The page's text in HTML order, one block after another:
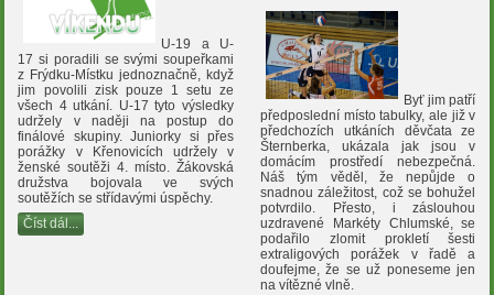
U-19 a U-
17 si poradili se svými soupeřkami
z Frýdku-Místku jednoznačně, když
jim povolili zisk pouze 1 setu ze
všech 4 utkání. U-17 tyto výsledky
udržely v naději na postup do
finálové skupiny. Juniorky si přes
porážky v Křenovicích udržely v
ženské soutěži 4. místo. Žákovská
družstva bojovala ve svých
soutěžích se střídavými úspěchy.
Číst dál...
Byť jim patří
předposlední místo tabulky, ale již v
předchozích utkáních děvčata ze
Šternberka, ukázala jak jsou v
domácím prostředí nebezpečná.
Náš tým věděl, že nepůjde o
snadnou záležitost, což se bohužel
potvrdilo. Přesto, i záslouhou
uzdravené Markéty Chlumské, se
podařilo zlomit prokletí šesti
extraligových porážek v řadě a
doufejme, že se už poneseme jen
na vítězné vlně.